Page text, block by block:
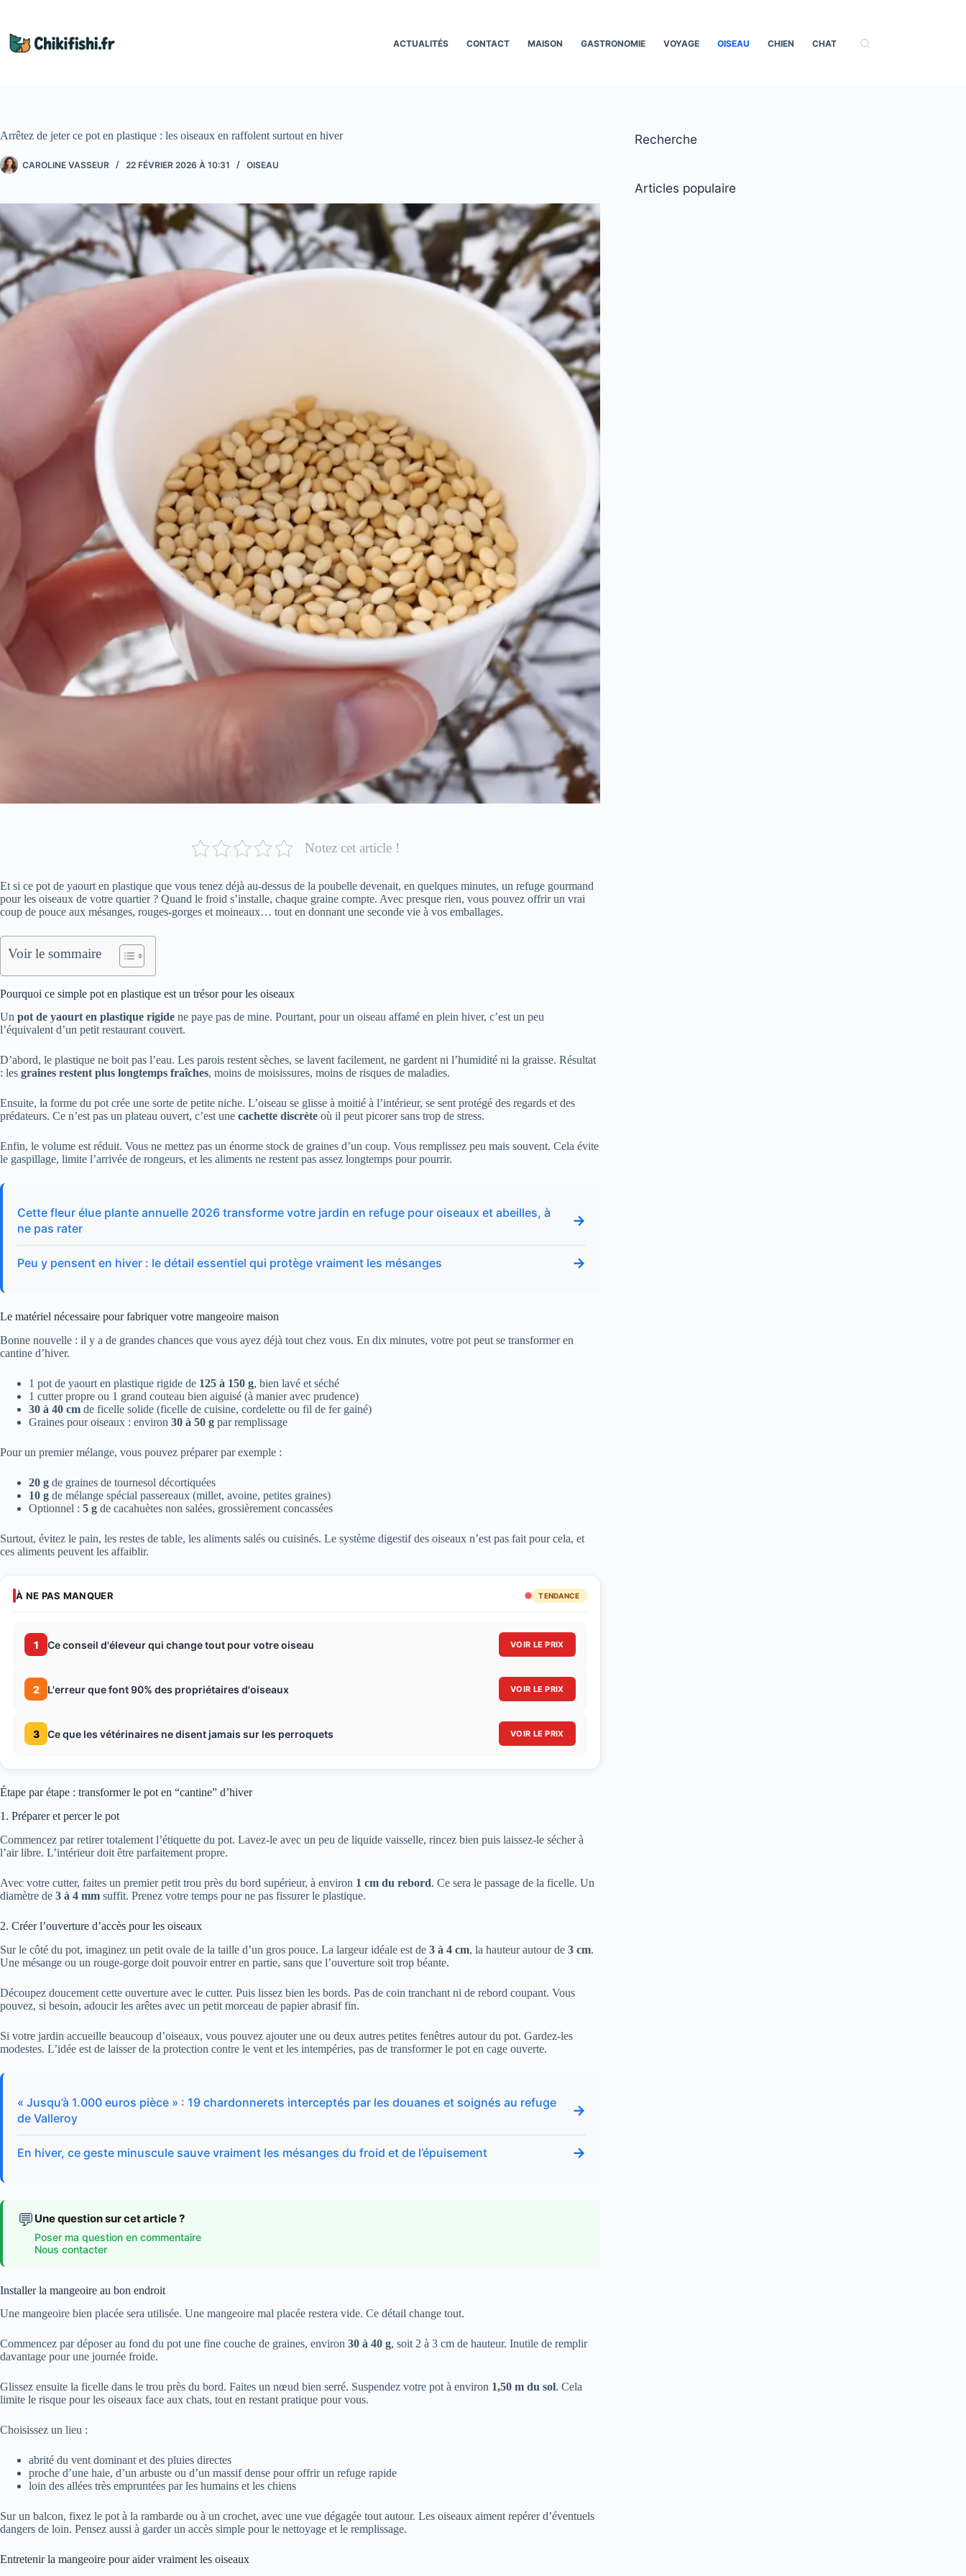
contenu
ACTUALITÉS CONTACT MAISON GASTRONOMIE VOYAGE OISEAU CHIEN CHAT
Arrêtez de jeter ce pot en plastique : les oiseaux en raffolent surtout en hiver
CAROLINE VASSEUR 22 FÉVRIER 2026 À 10:31 OISEAU
Notez cet article !
Et si ce pot de yaourt en plastique que vous tenez déjà au-dessus de la poubelle devenait, en quelques minutes, un refuge gourmand
pour les oiseaux de votre quartier ? Quand le froid s’installe, chaque graine compte. Avec presque rien, vous pouvez offrir un vrai
coup de pouce aux mésanges, rouges-gorges et moineaux… tout en donnant une seconde vie à vos emballages.
Voir le sommaire
Pourquoi ce simple pot en plastique est un trésor pour les oiseaux
Un pot de yaourt en plastique rigide ne paye pas de mine. Pourtant, pour un oiseau affamé en plein hiver, c’est un peu
l’équivalent d’un petit restaurant couvert.
D’abord, le plastique ne boit pas l’eau. Les parois restent sèches, se lavent facilement, ne gardent ni l’humidité ni la graisse. Résultat
: les graines restent plus longtemps fraîches, moins de moisissures, moins de risques de maladies.
Ensuite, la forme du pot crée une sorte de petite niche. L’oiseau se glisse à moitié à l’intérieur, se sent protégé des regards et des
prédateurs. Ce n’est pas un plateau ouvert, c’est une cachette discrète où il peut picorer sans trop de stress.
Enfin, le volume est réduit. Vous ne mettez pas un énorme stock de graines d’un coup. Vous remplissez peu mais souvent. Cela évite
le gaspillage, limite l’arrivée de rongeurs, et les aliments ne restent pas assez longtemps pour pourrir.
Cette fleur élue plante annuelle 2026 transforme votre jardin en refuge pour oiseaux et abeilles, à
ne pas rater
→
Peu y pensent en hiver : le détail essentiel qui protège vraiment les mésanges →
Le matériel nécessaire pour fabriquer votre mangeoire maison
Bonne nouvelle : il y a de grandes chances que vous ayez déjà tout chez vous. En dix minutes, votre pot peut se transformer en
cantine d’hiver.
1 pot de yaourt en plastique rigide de 125 à 150 g, bien lavé et séché
1 cutter propre ou 1 grand couteau bien aiguisé (à manier avec prudence)
30 à 40 cm de ficelle solide (ficelle de cuisine, cordelette ou fil de fer gainé)
Graines pour oiseaux : environ 30 à 50 g par remplissage
Pour un premier mélange, vous pouvez préparer par exemple :
20 g de graines de tournesol décortiquées
10 g de mélange spécial passereaux (millet, avoine, petites graines)
Optionnel : 5 g de cacahuètes non salées, grossièrement concassées
Surtout, évitez le pain, les restes de table, les aliments salés ou cuisinés. Le système digestif des oiseaux n’est pas fait pour cela, et
ces aliments peuvent les affaiblir.
À NE PAS MANQUER TENDANCE
1 Ce conseil d'éleveur qui change tout pour votre oiseau VOIR LE PRIX
2 L'erreur que font 90% des propriétaires d'oiseaux VOIR LE PRIX
3 Ce que les vétérinaires ne disent jamais sur les perroquets VOIR LE PRIX
Étape par étape : transformer le pot en “cantine” d’hiver
1. Préparer et percer le pot
Commencez par retirer totalement l’étiquette du pot. Lavez-le avec un peu de liquide vaisselle, rincez bien puis laissez-le sécher à
l’air libre. L’intérieur doit être parfaitement propre.
Avec votre cutter, faites un premier petit trou près du bord supérieur, à environ 1 cm du rebord. Ce sera le passage de la ficelle. Un
diamètre de 3 à 4 mm suffit. Prenez votre temps pour ne pas fissurer le plastique.
2. Créer l’ouverture d’accès pour les oiseaux
Sur le côté du pot, imaginez un petit ovale de la taille d’un gros pouce. La largeur idéale est de 3 à 4 cm, la hauteur autour de 3 cm.
Une mésange ou un rouge-gorge doit pouvoir entrer en partie, sans que l’ouverture soit trop béante.
Découpez doucement cette ouverture avec le cutter. Puis lissez bien les bords. Pas de coin tranchant ni de rebord coupant. Vous
pouvez, si besoin, adoucir les arêtes avec un petit morceau de papier abrasif fin.
Si votre jardin accueille beaucoup d’oiseaux, vous pouvez ajouter une ou deux autres petites fenêtres autour du pot. Gardez-les
modestes. L’idée est de laisser de la protection contre le vent et les intempéries, pas de transformer le pot en cage ouverte.
« Jusqu’à 1.000 euros pièce » : 19 chardonnerets interceptés par les douanes et soignés au refuge
de Valleroy
→
En hiver, ce geste minuscule sauve vraiment les mésanges du froid et de l’épuisement →
💬 Une question sur cet article ?
Poser ma question en commentaire
Nous contacter
Installer la mangeoire au bon endroit
Une mangeoire bien placée sera utilisée. Une mangeoire mal placée restera vide. Ce détail change tout.
Commencez par déposer au fond du pot une fine couche de graines, environ 30 à 40 g, soit 2 à 3 cm de hauteur. Inutile de remplir
davantage pour une journée froide.
Glissez ensuite la ficelle dans le trou près du bord. Faites un nœud bien serré. Suspendez votre pot à environ 1,50 m du sol. Cela
limite le risque pour les oiseaux face aux chats, tout en restant pratique pour vous.
Choisissez un lieu :
abrité du vent dominant et des pluies directes
proche d’une haie, d’un arbuste ou d’un massif dense pour offrir un refuge rapide
loin des allées très empruntées par les humains et les chiens
Sur un balcon, fixez le pot à la rambarde ou à un crochet, avec une vue dégagée tout autour. Les oiseaux aiment repérer d’éventuels
dangers de loin. Pensez aussi à garder un accès simple pour le nettoyage et le remplissage.
Entretenir la mangeoire pour aider vraiment les oiseaux
Recherche
Articles populaire